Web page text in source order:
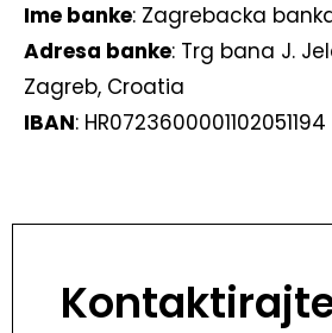
Ime banke: Zagrebacka
Adresa banke: Trg bana J.
Zagreb, Croatia
IBAN: